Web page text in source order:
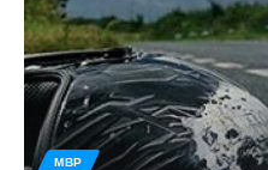
МВР